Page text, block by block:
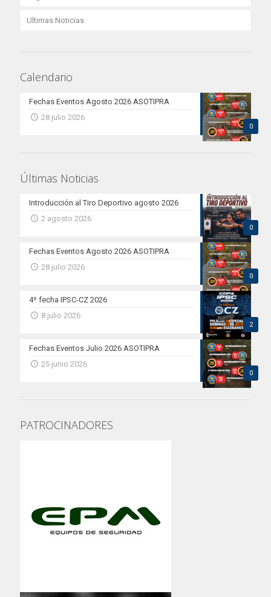
Ultimas Noticias
Calendario
0
Fechas Eventos Agosto 2026 ASOTIPRA
28 julio 2026
Últimas Noticias
0
Introducción al Tiro Deportivo agosto 2026
2 agosto 2026
0
Fechas Eventos Agosto 2026 ASOTIPRA
28 julio 2026
2
4º fecha IPSC-CZ 2026
8 julio 2026
0
Fechas Eventos Julio 2026 ASOTIPRA
25 junio 2026
PATROCINADORES